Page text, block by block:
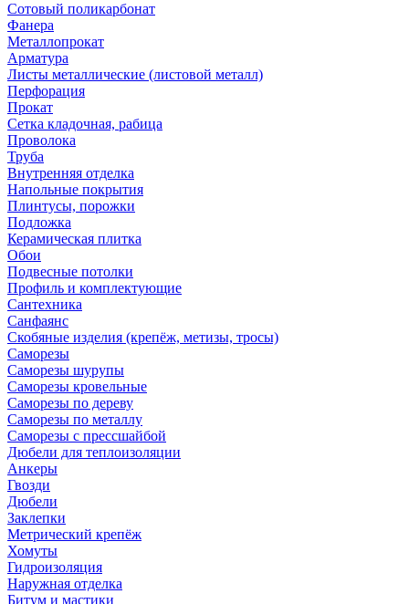
Сотовый поликарбонат
Фанера
Металлопрокат
Арматура
Листы металлические (листовой металл)
Перфорация
Прокат
Сетка кладочная, рабица
Проволока
Труба
Внутренняя отделка
Напольные покрытия
Плинтусы, порожки
Подложка
Керамическая плитка
Обои
Подвесные потолки
Профиль и комплектующие
Сантехника
Санфаянс
Скобяные изделия (крепёж, метизы, тросы)
Саморезы
Саморезы шурупы
Саморезы кровельные
Саморезы по дереву
Саморезы по металлу
Саморезы с прессшайбой
Дюбели для теплоизоляции
Анкеры
Гвозди
Дюбели
Заклепки
Метрический крепёж
Хомуты
Гидроизоляция
Наружная отделка
Битум и мастики